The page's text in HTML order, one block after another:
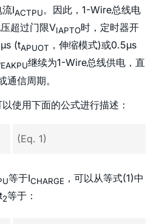
IACTPU。因此，1-Wire总线电
超过门限VIAPTO时，定时器开
(tAPUOT ，伸缩模式)或0.5µs
继续为1-Wire总线供电，直
信周期。
使用下面的公式进行描述：
(Eq. 1)
等于ICHARGE ，可以从等式(1)中
2等于：